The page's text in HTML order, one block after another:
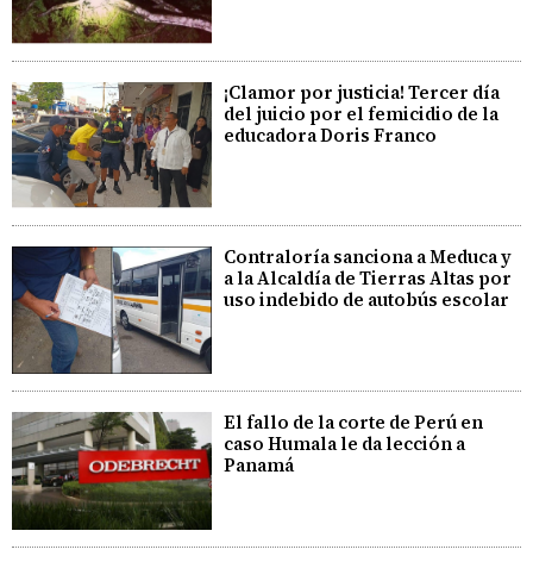
¡Clamor por justicia! Tercer día
del juicio por el femicidio de la
educadora Doris Franco
Contraloría sanciona a Meduca y
a la Alcaldía de Tierras Altas por
uso indebido de autobús escolar
El fallo de la corte de Perú en
caso Humala le da lección a
Panamá